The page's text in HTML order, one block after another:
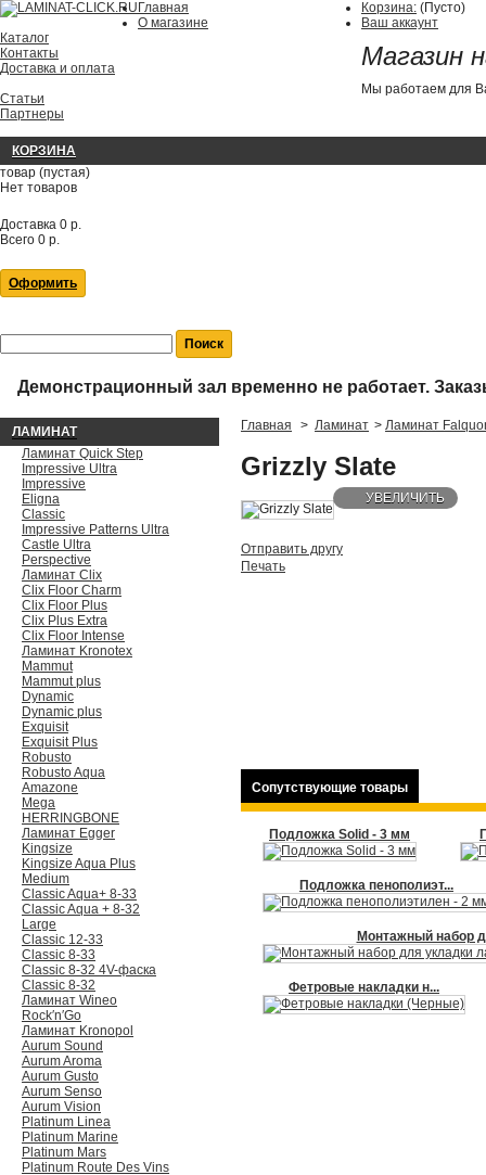
Магазин
Мы работаем для
Корзина: (Пусто)
Ваш аккаунт
Главная
О магазине
Каталог
Контакты
Доставка и оплата
Статьи
Партнеры
КОРЗИНА
товар (пустая)
Нет товаров
Доставка 0 р.
Всего 0 р.
Оформить
Демонстрационный зал временно не работает.
ЛАМИНАТ
Ламинат Quick Step
Impressive Ultra
Impressive
Eligna
Classic
Impressive Patterns Ultra
Castle Ultra
Perspective
Ламинат Clix
Clix Floor Charm
Clix Floor Plus
Clix Plus Extra
Clix Floor Intense
Ламинат Kronotex
Mammut
Mammut plus
Dynamic
Dynamic plus
Exquisit
Exquisit Plus
Robusto
Robusto Aqua
Amazone
Mega
HERRINGBONE
Ламинат Egger
Kingsize
Kingsize Aqua Plus
Medium
Classic Aqua+ 8-33
Classic Aqua + 8-32
Large
Classic 12-33
Classic 8-33
Classic 8-32 4V-фаска
Classic 8-32
Ламинат Wineo
Rock′n′Go
Ламинат Kronopol
Aurum Sound
Aurum Aroma
Aurum Gusto
Aurum Senso
Aurum Vision
Platinum Linea
Platinum Marine
Platinum Mars
Platinum Route Des Vins
Главная > Ламинат > Ламинат
Grizzly Slate
УВЕЛИЧИТЬ
Отправить другу
Печать
Сопутствующие товары
Подложка Solid - 3 мм
Подложка пенополиэт...
Монтажный набор
Фетровые накладки н...